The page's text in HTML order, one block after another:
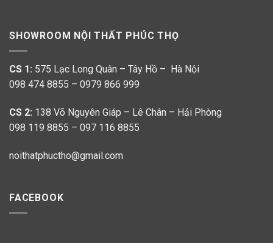
SHOWROOM NỘI THẤT PHÚC THỌ
CS 1: 575 Lạc Long Quân – Tây Hồ – Hà Nội
098 474 8855 – 0979 866 999
CS 2: 138 Võ Nguyên Giáp – Lê Chân – Hải Phòng
098 119 8855 – 097 116 8855
noithatphuctho@gmail.com
FACEBOOK